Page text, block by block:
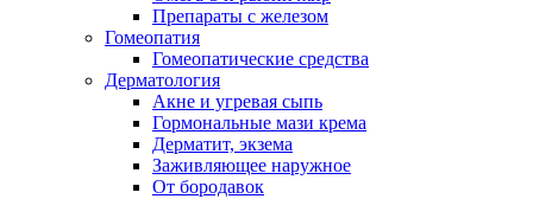
Препараты с железом
Гомеопатия
Гомеопатические средства
Дерматология
Акне и угревая сыпь
Гормональные мази крема
Дерматит, экзема
Заживляющее наружное
От бородавок